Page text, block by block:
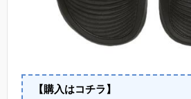
【購入はコチラ】